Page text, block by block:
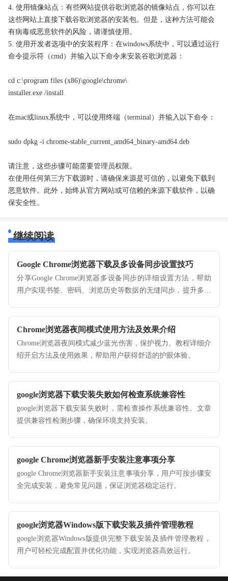
4. 使用镜像站点：有些网站提供谷歌浏览器的镜像站点，你可以在
这些网站上直接下载谷歌浏览器的安装包。但是，这种方法可能会
有病毒或恶意软件的风险，请谨慎使用。
5. 使用开发者选项中的安装程序：在windows系统中，可以通过运行
命令提示符（cmd）并输入以下命令来安装谷歌浏览器：
cd c:\program files (x86)\google\chrome\
installer.exe /install
在mac或linux系统中，可以使用终端（terminal）并输入以下命令：
sudo dpkg -i chrome-stable_current_amd64_binary-amd64.deb
请注意，这些步骤可能需要管理员权限。
在使用任何第三方下载源时，请确保来源是可信的，以避免下载到
恶意软件。此外，始终从官方网站或可信赖的来源下载软件，以确
保安全性。
继续阅读
Google Chrome浏览器下载及多设备同步设置技巧
分享Google Chrome浏览器多设备同步的详细设置方法，帮助
用户实现书签、密码、浏览历史等数据的无缝同步，提升多设
Chrome浏览器夜间模式使用方法及效果介绍
Chrome浏览器夜间模式减少蓝光伤害，保护视力。教程详细介
绍开启方法及使用效果，帮助用户获得舒适的护眼体验。
google浏览器下载安装失败如何检查系统兼容性
google浏览器下载安装失败时，需检查操作系统兼容性。文章
提供兼容性检测步骤，确保环境支持安装。
google Chrome浏览器新手安装注意事项分享
google Chrome浏览器新手安装注意事项分享，用户可按步骤安
全完成安装，避免常见问题，保证浏览器稳定运行。
google浏览器Windows版下载安装及插件管理教程
google浏览器Windows版提供完整下载安装及插件管理教程，
用户可轻松完成配置并优化功能，实现浏览器高效运行。